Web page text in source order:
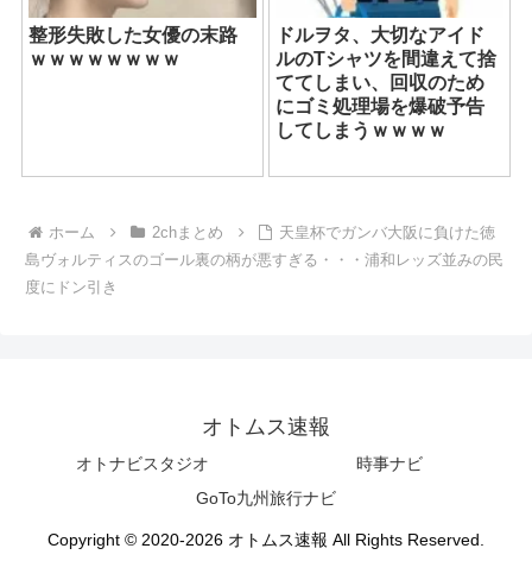
整形失敗した女優の末路
ｗｗｗｗｗｗｗｗ
ドルヲタ、大切なアイド
ルのTシャツを間違えて捨
ててしまい、回収のため
にゴミ処理場を爆破予告
してしまうｗｗｗｗ
ホーム 2chまとめ
天皇杯でガンバ大阪に負けた徳
島ヴォルティスのゴール裏の柄が悪すぎる・・・浦和レッズ並みの民
度にドン引き
オトムス速報
オトナビスタジオ
時事ナビ
GoTo九州旅行ナビ
Copyright © 2020-2026 オトムス速報 All Rights Reserved.